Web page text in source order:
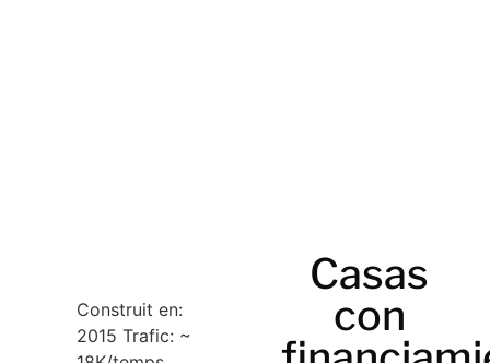
Construit en:
2015 Trafic: ~
Casas
con